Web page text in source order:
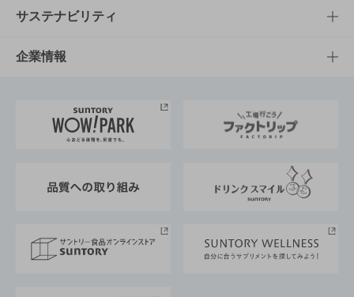
商品発売情報
栄養成分一覧
キャンペーン
工場見学
地域情報
文化・スポーツTOP
サントリーホール
サントリーサンバーズ大阪
サステナビリティ
サステナビリティTOP
サントリーが考えるサステナビリティ経営
企業情報
企業概要
採用情報